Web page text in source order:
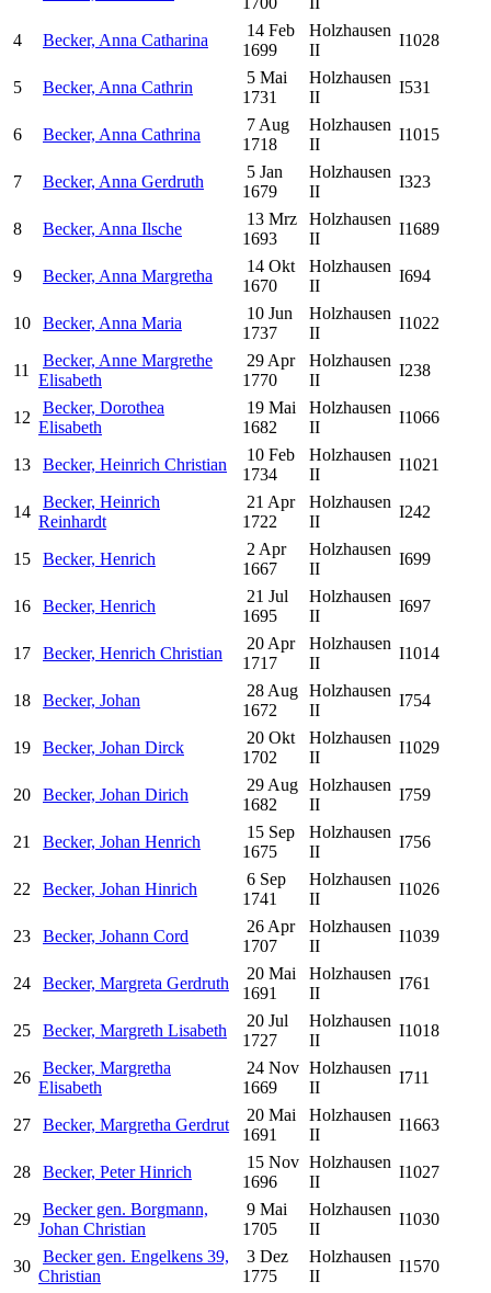
4 Becker, Anna Catharina
14 Feb
1699
Holzhausen
II
I1028
5 Becker, Anna Cathrin
5 Mai
1731
Holzhausen
II
I531
6 Becker, Anna Cathrina
7 Aug
1718
Holzhausen
II
I1015
7 Becker, Anna Gerdruth
5 Jan
1679
Holzhausen
II
I323
8 Becker, Anna Ilsche
13 Mrz
1693
Holzhausen
II
I1689
9 Becker, Anna Margretha
14 Okt
1670
Holzhausen
II
I694
10 Becker, Anna Maria
10 Jun
1737
Holzhausen
II
I1022
11
Becker, Anne Margrethe
Elisabeth
29 Apr
1770
Holzhausen
II
I238
12
Becker, Dorothea
Elisabeth
19 Mai
1682
Holzhausen
II
I1066
13 Becker, Heinrich Christian
10 Feb
1734
Holzhausen
II
I1021
14
Becker, Heinrich
Reinhardt
21 Apr
1722
Holzhausen
II
I242
15 Becker, Henrich
2 Apr
1667
Holzhausen
II
I699
16 Becker, Henrich
21 Jul
1695
Holzhausen
II
I697
17 Becker, Henrich Christian
20 Apr
1717
Holzhausen
II
I1014
18 Becker, Johan
28 Aug
1672
Holzhausen
II
I754
19 Becker, Johan Dirck
20 Okt
1702
Holzhausen
II
I1029
20 Becker, Johan Dirich
29 Aug
1682
Holzhausen
II
I759
21 Becker, Johan Henrich
15 Sep
1675
Holzhausen
II
I756
22 Becker, Johan Hinrich
6 Sep
1741
Holzhausen
II
I1026
23 Becker, Johann Cord
26 Apr
1707
Holzhausen
II
I1039
24 Becker, Margreta Gerdruth
20 Mai
1691
Holzhausen
II
I761
25 Becker, Margreth Lisabeth
20 Jul
1727
Holzhausen
II
I1018
26
Becker, Margretha
Elisabeth
24 Nov
1669
Holzhausen
II
I711
27 Becker, Margretha Gerdrut
20 Mai
1691
Holzhausen
II
I1663
28 Becker, Peter Hinrich
15 Nov
1696
Holzhausen
II
I1027
29
Becker gen. Borgmann,
Johan Christian
9 Mai
1705
Holzhausen
II
I1030
30
Becker gen. Engelkens 39,
Christian
3 Dez
1775
Holzhausen
II
I1570